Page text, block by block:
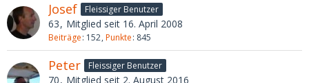
Josef Fleissiger Benutzer
63 Mitglied seit 16. April 2008
Beiträge 152 Punkte 845
Peter Fleissiger Benutzer
70 Mitglied seit 2. August 2016